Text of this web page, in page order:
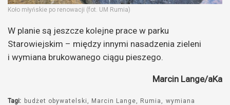
Koło młyńskie po renowacji (fot. UM Rumia)
W planie są jeszcze kolejne prace w parku
Starowiejskim – między innymi nasadzenia zieleni
i wymiana brukowanego ciągu pieszego.
Marcin Lange/aKa
Tagi: budżet obywatelski Marcin Lange Rumia wymiana